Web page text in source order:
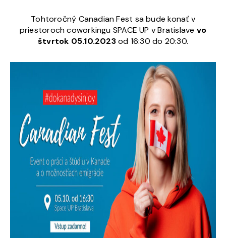
Tohtoročný Canadian Fest sa bude konať v
priestoroch coworkingu SPACE UP v Bratislave vo
štvrtok 05.10.2023od 16:30 do 20:30.